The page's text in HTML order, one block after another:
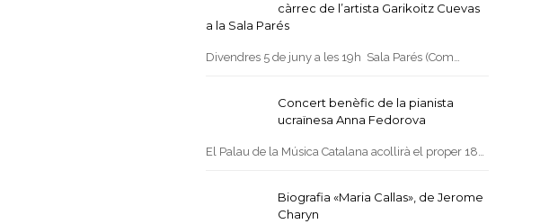
càrrec de l’artista Garikoitz Cuevas
a la Sala Parés
Divendres 5 de juny a les 19h Sala Parés (Com…
Concert benèfic de la pianista
ucraïnesa Anna Fedorova
El Palau de la Música Catalana acollirà el proper 18…
Biografia «Maria Callas», de Jerome
Charyn